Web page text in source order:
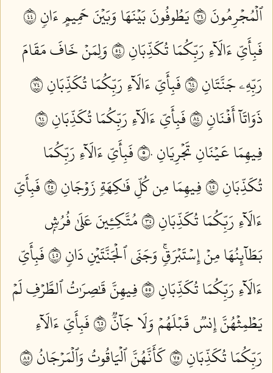
ٱلۡمُجۡرِمُونَ ٤٣
يَطُوفُونَ بَيۡنَهَا وَبَيۡنَ حَمِيمٍ ءَانٖ ٤٤
فَبِأَيِّ ءَالَآءِ رَبِّكُمَا تُكَذِّبَانِ ٤٥
وَلِمَنۡ خَافَ مَقَامَ
رَبِّهِۦ جَنَّتَانِ ٤٦
فَبِأَيِّ ءَالَآءِ رَبِّكُمَا تُكَذِّبَانِ ٤٧
ذَوَاتَآ أَفۡنَانٖ ٤٨
فَبِأَيِّ ءَالَآءِ رَبِّكُمَا تُكَذِّبَانِ ٤٩
فِيهِمَا عَيۡنَانِ تَجۡرِيَانِ ٥٠
فَبِأَيِّ ءَالَآءِ رَبِّكُمَا
تُكَذِّبَانِ ٥١
فِيهِمَا مِن كُلِّ فَٰكِهَةٖ زَوۡجَانِ ٥٢
فَبِأَيِّ
ءَالَآءِ رَبِّكُمَا تُكَذِّبَانِ ٥٣
مُتَّكِـِٔينَ عَلَىٰ فُرُشِۭ
بَطَآئِنُهَا مِنۡ إِسۡتَبۡرَقٖۚ وَجَنَى ٱلۡجَنَّتَيۡنِ دَانٖ ٥٤
فَبِأَيِّ
ءَالَآءِ رَبِّكُمَا تُكَذِّبَانِ ٥٥
فِيهِنَّ قَٰصِرَٰتُ ٱلطَّرۡفِ لَمۡ
يَطۡمِثۡهُنَّ إِنسٞ قَبۡلَهُمۡ وَلَا جَآنّٞ ٥٦
فَبِأَيِّ ءَالَآءِ
رَبِّكُمَا تُكَذِّبَانِ ٥٧
كَأَنَّهُنَّ ٱلۡيَاقُوتُ وَٱلۡمَرۡجَانُ ٥٨